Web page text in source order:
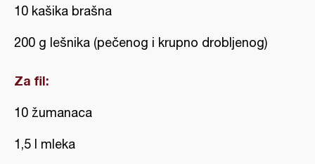
10 kašika brašna
200 g lešnika (pečenog i krupno drobljenog)
Za fil:
10 žumanaca
1,5 l mleka